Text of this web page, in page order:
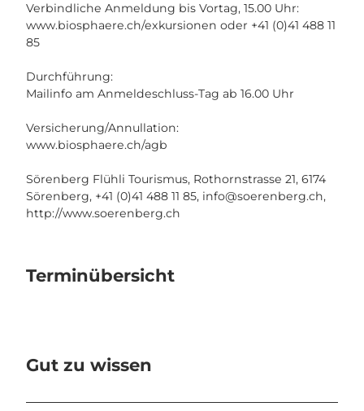
Verbindliche Anmeldung bis Vortag, 15.00 Uhr:
www.biosphaere.ch/exkursionen oder +41 (0)41 488 11
85
Durchführung:
Mailinfo am Anmeldeschluss-Tag ab 16.00 Uhr
Versicherung/Annullation:
www.biosphaere.ch/agb
Sörenberg Flühli Tourismus, Rothornstrasse 21, 6174
Sörenberg, +41 (0)41 488 11 85, info@soerenberg.ch,
http://www.soerenberg.ch
Terminübersicht
Gut zu wissen